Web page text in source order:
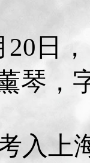
20日
琴，
入上